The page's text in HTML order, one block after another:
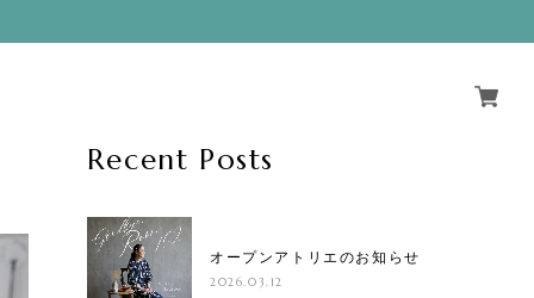
Recent Posts
オープンアトリエのお知らせ
2026.03.12